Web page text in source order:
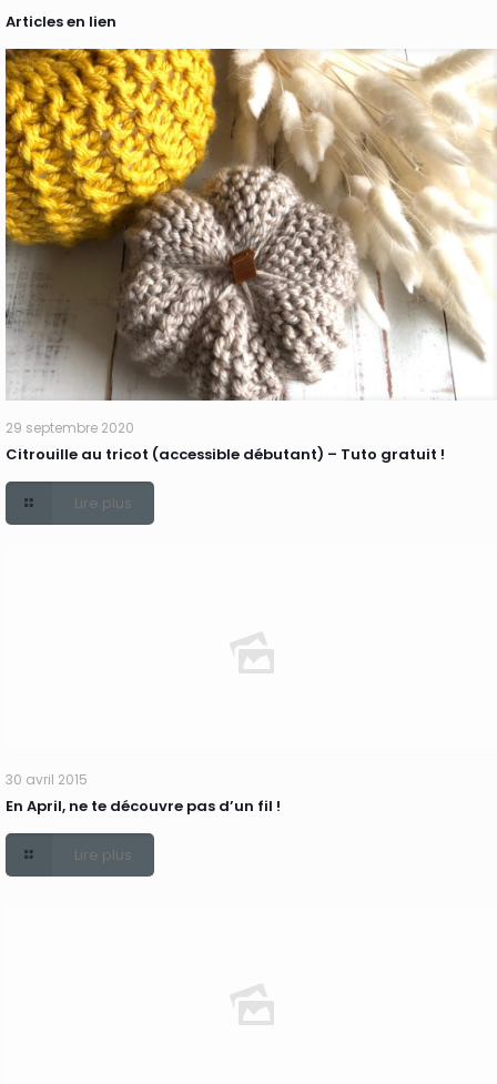
Articles en lien
29 septembre 2020
Citrouille au tricot (accessible débutant) – Tuto gratuit !
Lire plus
30 avril 2015
En April, ne te découvre pas d’un fil !
Lire plus